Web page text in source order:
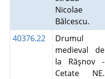
Nicolae
Bălcescu.
40376.22
Drumul
medieval de
la Răşnov -
Cetate NE.